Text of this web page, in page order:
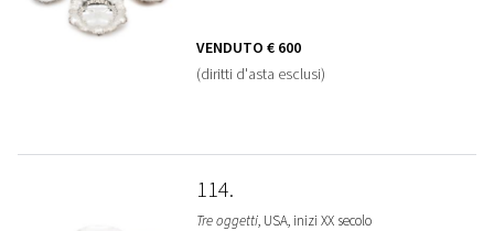
VENDUTO € 600
(diritti d'asta esclusi)
114
Tre oggetti, USA, inizi XX secolo